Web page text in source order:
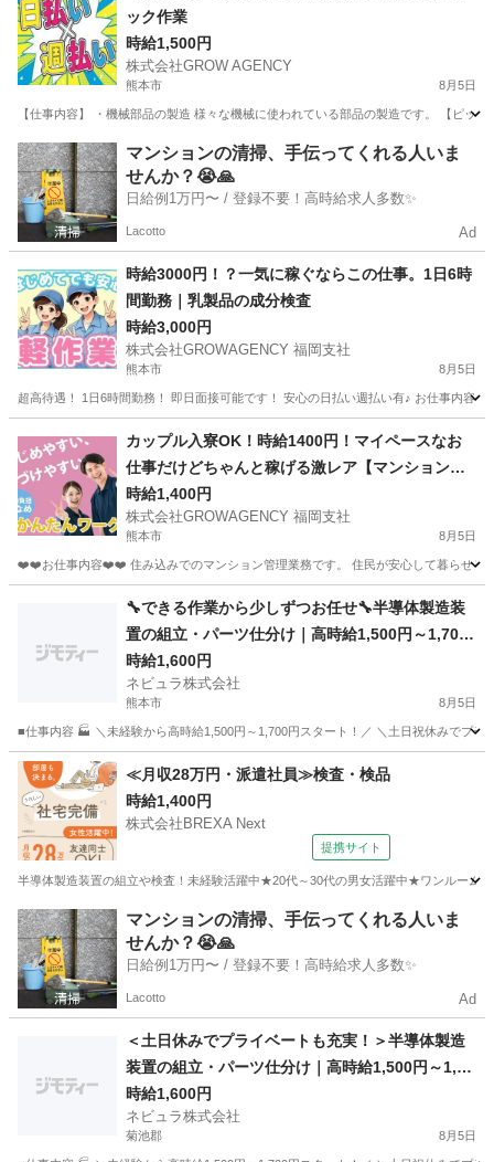
ック作業
時給1,500円
株式会社GROW AGENCY
熊本市 8月5日
【仕事内容】 ・機械部品の製造 様々な機械に使われている部品の製造です。 【ピ
熊本 熊本市 工場 個室
マンションの清掃、手伝ってくれる人いま
せんか？😭🙏
日給例1万円〜 / 登録不要！高時給求人多数✨
Lacotto Ad
時給3000円！？一気に稼ぐならこの仕事。1日6時
間勤務｜乳製品の成分検査
時給3,000円
株式会社GROWAGENCY 福岡支社
熊本市 8月5日
超高待遇！ 1日6時間勤務！ 即日面接可能です！ 安心の日払い週払い有♪ お仕事内容
その他 4勤2休
カップル入寮OK！時給1400円！マイペースなお
仕事だけどちゃんと稼げる激レア【マンション管
理】
時給1,400円
株式会社GROWAGENCY 福岡支社
熊本市 8月5日
❤️❤️お仕事内容❤️❤️ 住み込みでのマンション管理業務です。 住民が安心して暮らせる
その他 マイペース
🔧できる作業から少しずつお任せ🔧半導体製造装
置の組立・パーツ仕分け｜高時給1,500円～1,700
円｜日払いOK｜土日祝休み｜熊本県菊池市【139
985】
時給1,600円
ネビュラ株式会社
熊本市 8月5日
■仕事内容 🏭 ＼未経験から高時給1,500円～1,700円スタート！／ ＼土日祝休みでプ
熊本 熊本市 軽作業 オンライン
≪月収28万円・派遣社員≫検査・検品
時給1,400円
株式会社BREXA Next
提携サイト
半導体製造装置の組立や検査！未経験活躍中★20代～30代の男女活躍中★ワンルーム
熊本 その他
マンションの清掃、手伝ってくれる人いま
せんか？😭🙏
日給例1万円〜 / 登録不要！高時給求人多数✨
Lacotto Ad
＜土日休みでプライベートも充実！＞半導体製造
装置の組立・パーツ仕分け｜高時給1,500円～1,70
0円｜日払いOK｜土日祝休み｜熊本県菊池市【13
9985】
時給1,600円
ネビュラ株式会社
菊池郡 8月5日